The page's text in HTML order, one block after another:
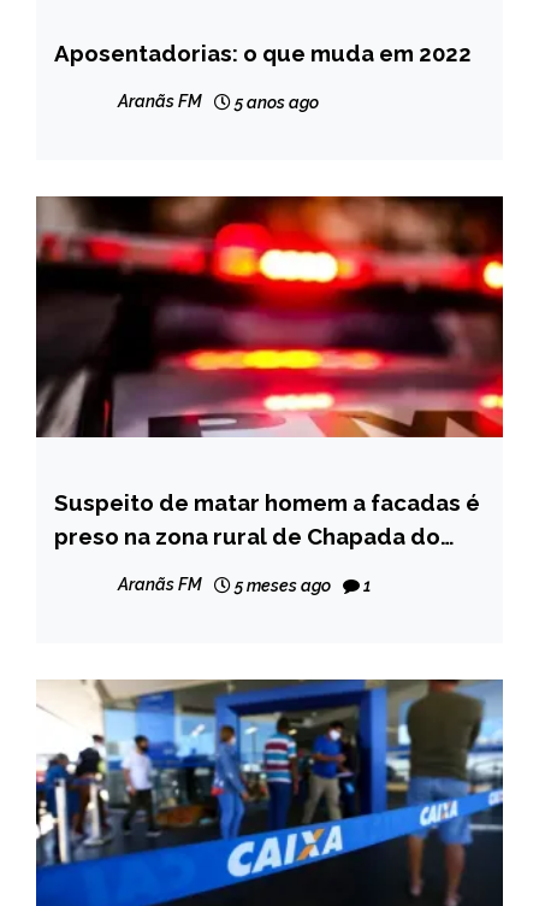
BRASIL
NOTÍCIAS
Aposentadorias: o que muda em 2022
Aranãs FM 5 anos ago
MINAS
GERAIS
NOTÍCIAS
Suspeito de matar homem a facadas é
preso na zona rural de Chapada do
Aranãs FM 5 meses ago 1